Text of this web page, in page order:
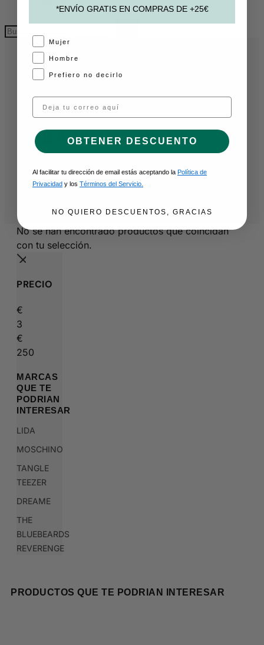
Buscar:
COMPRA Y COLABORA
PRODUCTOS
REBAJADOS DE LA
MARCA REMINGTON
No se han encontrado productos que coincidan
con tu selección.
PRECIO
€
3
€
250
MARCAS
QUE TE
PODRIAN
INTERESAR
LIDA
MOSCHINO
TANGLE
TEEZER
DREAME
THE
BLUEBEARDS
REVERENGE
PRODUCTOS QUE TE PODRIAN INTERESAR
*ENVÍO GRATIS EN COMPRAS DE +25€
A Mujer
Hombre
Prefiero no decirlo
Email
OBTENER DESCUENTO
Al facilitar tu dirección de email estás aceptando la Política de
Privacidad y los Términos del Servicio.
NO QUIERO DESCUENTOS, GRACIAS